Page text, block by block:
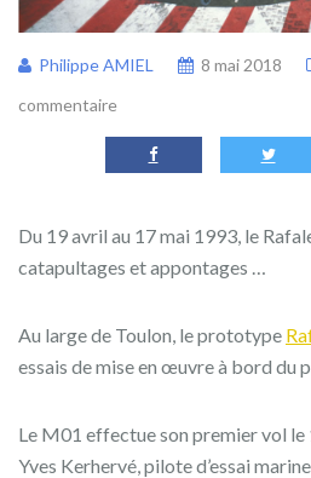
Philippe AMIEL 8 mai 2018
commentaire
Du 19 avril au 17 mai 1993, le
catapultages et appontages …
Au large de Toulon, le prototype
essais de mise en œuvre à bord du
Le M01 effectue son premier vol le
Yves Kerhervé, pilote d’essai